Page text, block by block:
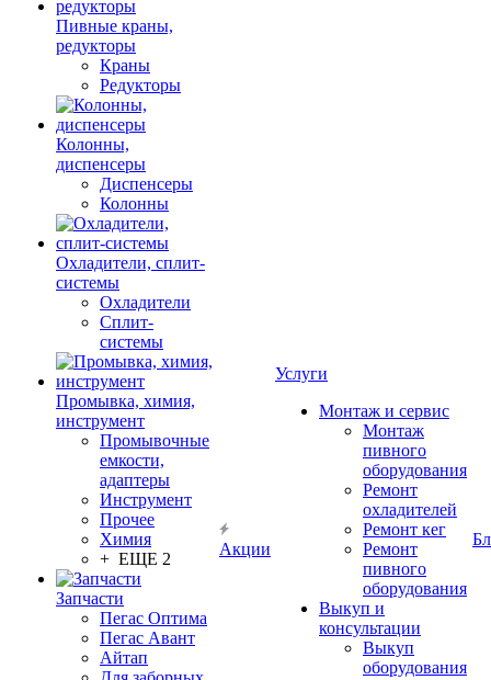
Пивные краны,
редукторы
Краны
Редукторы
Колонны,
диспенсеры
Диспенсеры
Колонны
Охладители, сплит-
системы
Охладители
Сплит-
системы
Промывка, химия,
инструмент
Промывочные
емкости,
адаптеры
Инструмент
Прочее
Химия
+ ЕЩЕ 2
Запчасти
Пегас Оптима
Пегас Авант
Айтап
Акции
Услуги
Монтаж и сервис
Монтаж
пивного
оборудования
Ремонт
охладителей
Ремонт кег
Ремонт
пивного
оборудования
Выкуп и
консультации
Выкуп
оборудования